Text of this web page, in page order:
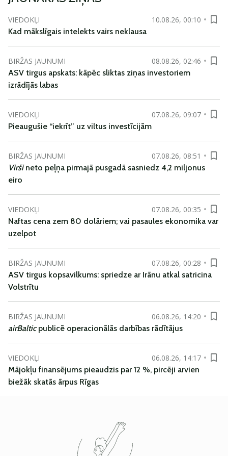
VIEDOKĻI
10.08.26, 00:10
Kad mākslīgais intelekts vairs neklausa
BIRŽAS JAUNUMI
08.08.26, 02:46
ASV tirgus apskats: kāpēc sliktas ziņas investoriem
izrādījās labas
VIEDOKĻI
07.08.26, 09:07
Pieaugušie “iekrīt” uz viltus investīcijām
BIRŽAS JAUNUMI
07.08.26, 08:51
Viršineto peļņa pirmajā pusgadā sasniedz 4,2 miljonus
eiro
VIEDOKĻI
07.08.26, 00:35
Naftas cena zem 80 dolāriem; vai pasaules ekonomika var
uzelpot
BIRŽAS JAUNUMI
07.08.26, 00:28
ASV tirgus kopsavilkums: spriedze ar Irānu atkal satricina
Volstrītu
BIRŽAS JAUNUMI
06.08.26, 14:20
airBalticpublicē operacionālās darbības rādītājus
VIEDOKĻI
06.08.26, 14:17
Mājokļu finansējums pieaudzis par 12 %, pircēji arvien
biežāk skatās ārpus Rīgas